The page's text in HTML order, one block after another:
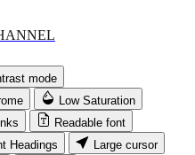
mode
Low Saturation
Readable font
Headings
Large cursor